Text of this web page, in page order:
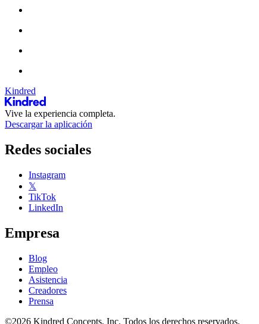
Kindred
Vive la experiencia completa.
Descargar la aplicación
Redes sociales
Instagram
𝕏
TikTok
LinkedIn
Empresa
Blog
Empleo
Asistencia
Creadores
Prensa
©2026 Kindred Concepts, Inc. Todos los derechos reservados.